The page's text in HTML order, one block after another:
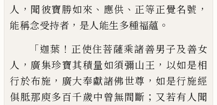
人 ， 聞彼寶勝如來 、 應供 、 正等正覺名號 ，
能稱念受持者 ， 是人能生多種福蘊 。
「迦葉 ！ 正使住菩薩乘諸善男子及善女
人 ， 廣集珍寶其積量如須彌山王 ， 以如是相
行於布施 ， 廣大奉獻諸佛世尊 ， 如是行施經
俱胝那庾多百千歲中曾無間斷 ； 又若有人聞